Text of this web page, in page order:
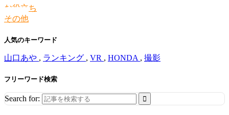
お役立ち
その他
人気のキーワード
山口あや , ランキング , VR , HONDA , 撮影
フリーワード検索
Search for: